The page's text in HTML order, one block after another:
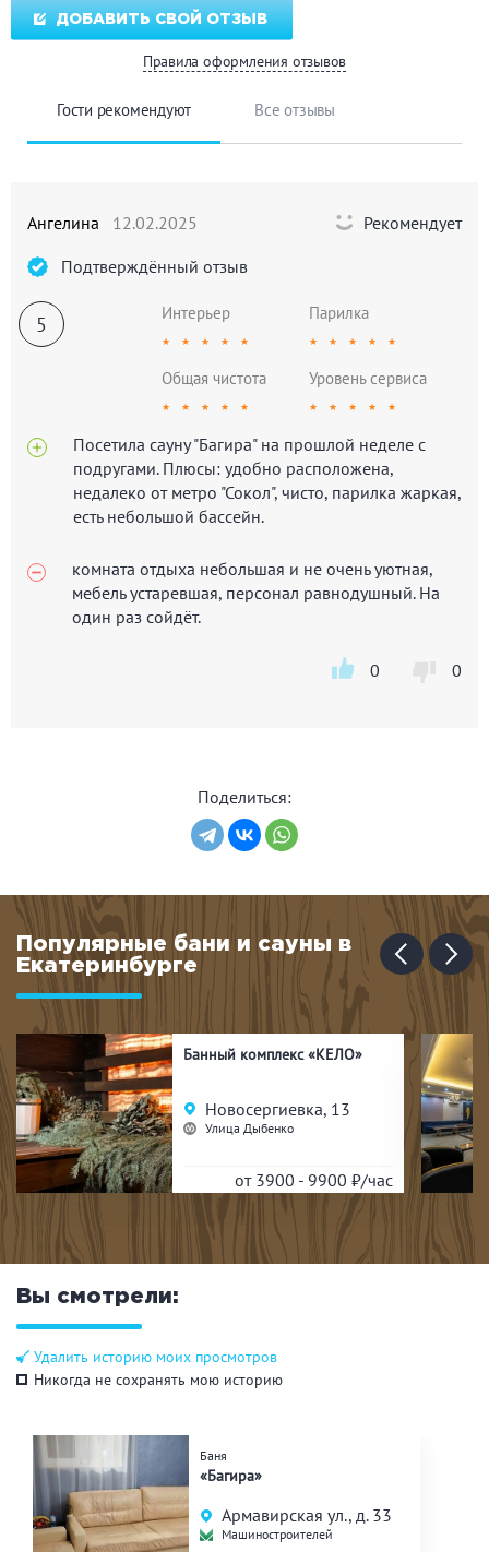
ДОБАВИТЬ СВОЙ ОТЗЫВ
Правила оформления отзывов
Гости рекомендуют Все отзывы
Ангелина 12.02.2025
Рекомендует
Подтверждённый отзыв
5 Интерьер
★ ★ ★ ★ ★
Парилка
★ ★ ★ ★ ★
Общая чистота
★ ★ ★ ★ ★
Уровень сервиса
★ ★ ★ ★ ★
Посетила сауну "Багира" на прошлой неделе с
подругами. Плюсы: удобно расположена,
недалеко от метро "Сокол", чисто, парилка жаркая,
есть небольшой бассейн.
комната отдыха небольшая и не очень уютная,
мебель устаревшая, персонал равнодушный. На
один раз сойдёт.
0 0
Поделиться:
Популярные бани и сауны в
Екатеринбурге
Банный комплекс «КЕЛО»
Новосергиевка, 13
Улица Дыбенко
от 3900 - 9900 ₽/час
Вы смотрели:
Удалить историю моих просмотров
Никогда не сохранять мою историю
Баня
«Багира»
Армавирская ул., д. 33
Машиностроителей